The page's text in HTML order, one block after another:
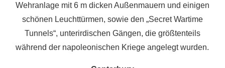
Wehranlage mit 6 m dicken Außenmauern und einigen
schönen Leuchttürmen, sowie den „Secret Wartime
Tunnels“, unterirdischen Gängen, die größtenteils
während der napoleonischen Kriege angelegt wurden.